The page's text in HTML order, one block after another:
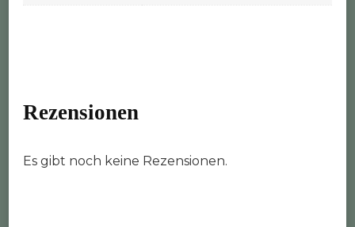
Rezensionen
Es gibt noch keine Rezensionen.